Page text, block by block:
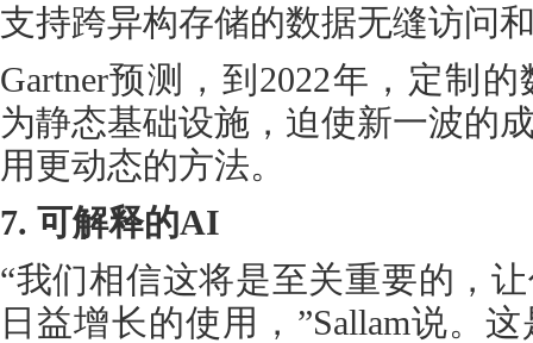
支持跨异构存储的数据无缝访问
Gartner预测，到2022年，定制
为静态基础设施，迫使新一波的
用更动态的方法。
7. 可解释的AI
“我们相信这将是至关重要的，
日益增长的使用，”Sallam说。